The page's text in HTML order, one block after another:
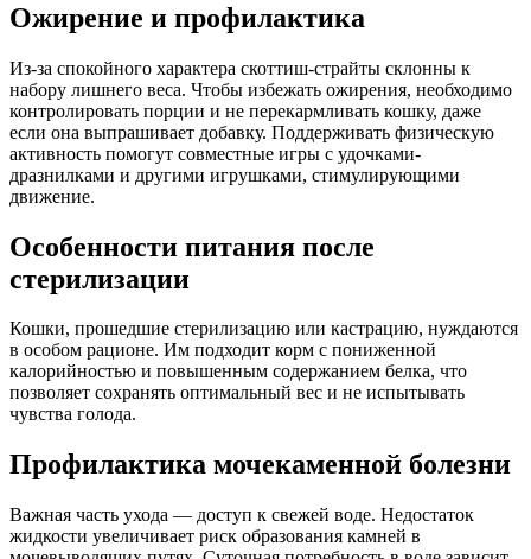
Ожирение и профилактика
Из-за спокойного характера скоттиш-страйты склонны к
набору лишнего веса. Чтобы избежать ожирения, необходимо
контролировать порции и не перекармливать кошку, даже
если она выпрашивает добавку. Поддерживать физическую
активность помогут совместные игры с удочками-
дразнилками и другими игрушками, стимулирующими
движение.
Особенности питания после
стерилизации
Кошки, прошедшие стерилизацию или кастрацию, нуждаются
в особом рационе. Им подходит корм с пониженной
калорийностью и повышенным содержанием белка, что
позволяет сохранять оптимальный вес и не испытывать
чувства голода.
Профилактика мочекаменной болезни
Важная часть ухода — доступ к свежей воде. Недостаток
жидкости увеличивает риск образования камней в